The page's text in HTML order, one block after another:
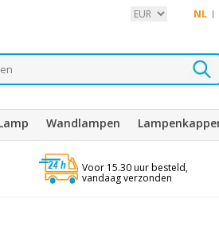
NL
Wandlampen
Voor 15.30 uur besteld,
vandaag verzonden